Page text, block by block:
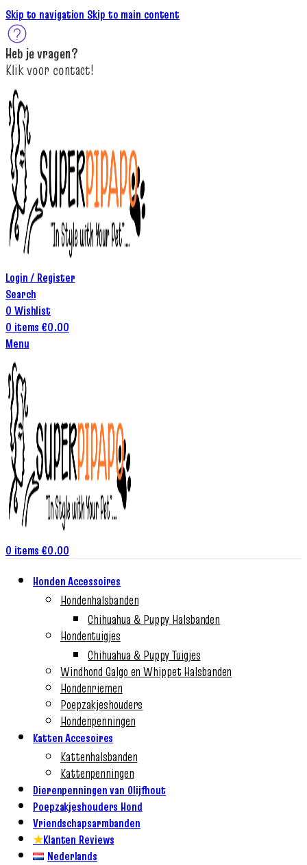
Skip to navigation Skip to main content
Heb jevragen?
Klikvoor contact!
Login / Register
Search
0 Wishlist
0 items €0.00
Menu
0 items €0.00
Honden Accessoires
Hondenhalsbanden
Chihuahua & Puppy Halsbanden
Hondentuigjes
Chihuahua & Puppy Tuigjes
Windhond Galgo en Whippet Halsbanden
Hondenriemen
Poepzakjeshouders
Hondenpenningen
Katten Accesoires
Kattenhalsbanden
Kattenpenningen
Dierenpenningen van Olijfhout
Poepzakjeshouders Hond
Vriendschapsarmbanden
★Klanten Reviews
Nederlands